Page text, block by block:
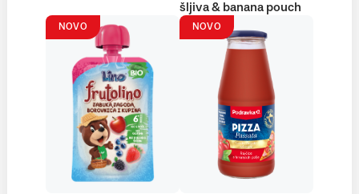
šljiva & banana pouch
NOVO NOVO